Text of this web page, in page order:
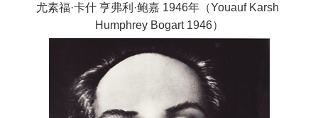
尤素福·卡什 亨弗利·鲍嘉 1946年（Youauf Karsh
Humphrey Bogart 1946）